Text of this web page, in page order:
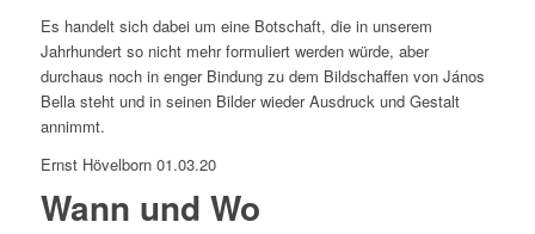
Es handelt sich dabei um eine Botschaft, die in unserem
Jahrhundert so nicht mehr formuliert werden würde, aber
durchaus noch in enger Bindung zu dem Bildschaffen von János
Bella steht und in seinen Bilder wieder Ausdruck und Gestalt
annimmt.
Ernst Hövelborn 01.03.20
Wann und Wo